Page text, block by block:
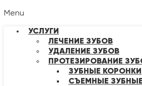
Menu
УСЛУГИ
ЛЕЧЕНИЕ ЗУБОВ
УДАЛЕНИЕ ЗУБОВ
ПРОТЕЗИРОВАНИЕ
ЗУБНЫЕ КОРОНКИ
СЪЕМНЫЕ